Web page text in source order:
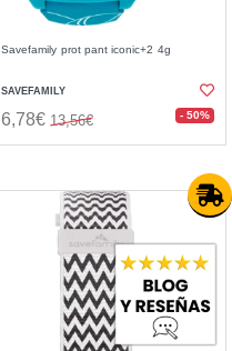
Savefamily prot pant iconic+2 4g
SAVEFAMILY
6,78€ 13,56€ - 50%